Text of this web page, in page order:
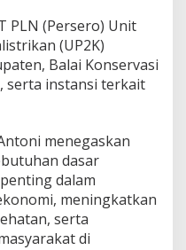
PLN (Persero) Unit
(UP2K)
Balai Konservasi
serta instansi terkait
menegaskan
dasar
dalam
meningkatkan
serta
di